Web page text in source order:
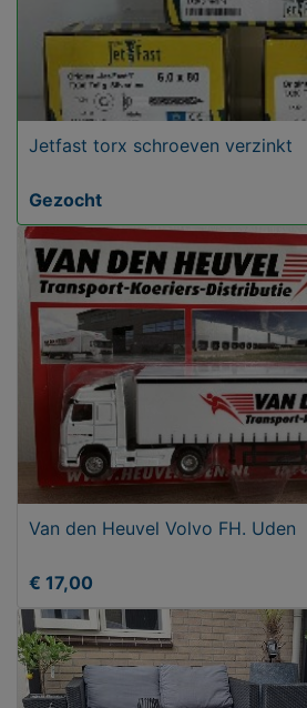
Jetfast torx schroeven verzinkt
Gezocht
Van den Heuvel Volvo FH. Uden
€ 17,00